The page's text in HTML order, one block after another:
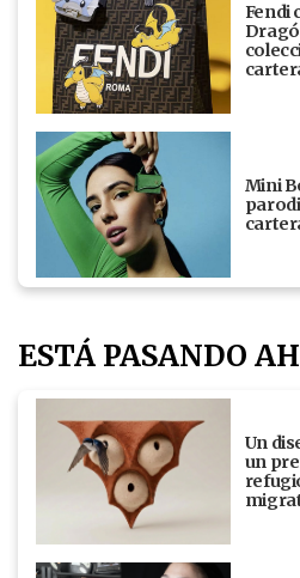
Fendi
Mini
ESTÁ PASANDO
Un
un